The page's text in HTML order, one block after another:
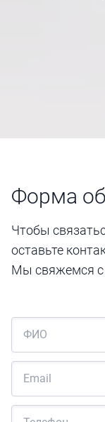
Форма
Чтобы
оставьте
Мы свяжемся с